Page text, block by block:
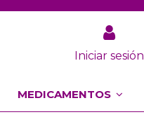
Iniciar sesión
MEDICAMENTOS